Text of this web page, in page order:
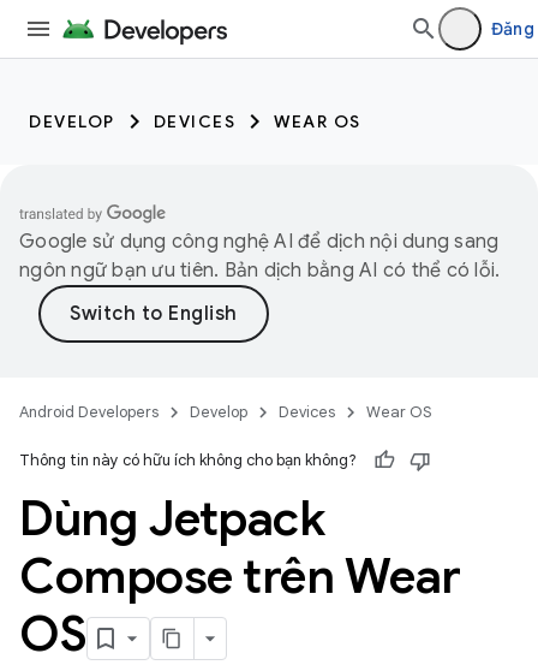
Đăng
DEVELOP DEVICES WEAR OS
Google sử dụng công nghệ AI để dịch nội dung sang
ngôn ngữ bạn ưu tiên. Bản dịch bằng AI có thể có lỗi.
Android Developers Develop Devices Wear OS
Thông tin này có hữu ích không cho bạn không?
Dùng Jetpack
Compose trên Wear
OS